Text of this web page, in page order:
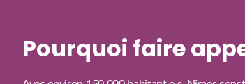
Pourquoi faire